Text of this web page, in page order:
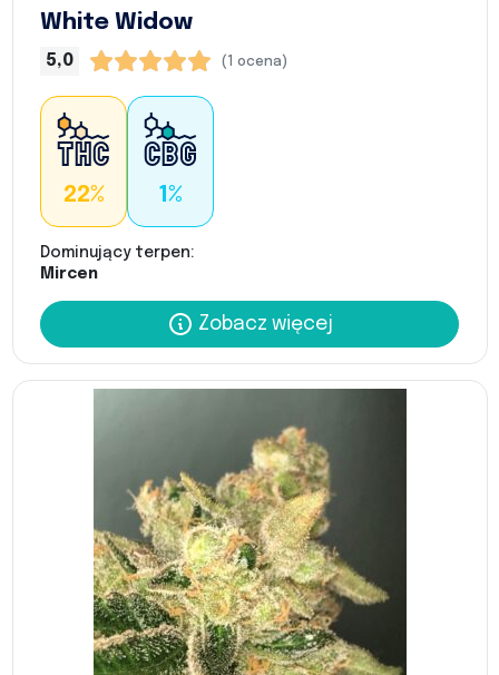
White Widow
5,0 (1 ocena)
22% 1%
Dominujący terpen:
Mircen
Zobacz więcej